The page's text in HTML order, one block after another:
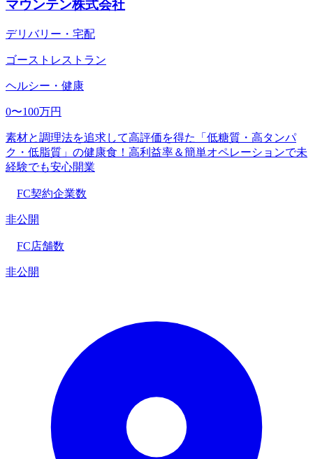
マウンテン株式会社
デリバリー・宅配
ゴーストレストラン
ヘルシー・健康
0〜100万円
素材と調理法を追求して高評価を得た「低糖質・高タンパ
ク・低脂質」の健康食！高利益率＆簡単オペレーションで未
経験でも安心開業
FC契約企業数
非公開
FC店舗数
非公開